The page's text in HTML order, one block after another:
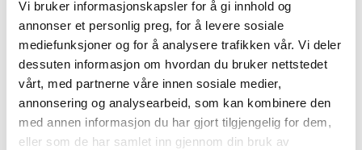
Vi bruker informasjonskapsler for å gi innhold og
annonser et personlig preg, for å levere sosiale
mediefunksjoner og for å analysere trafikken vår. Vi deler
dessuten informasjon om hvordan du bruker nettstedet
vårt, med partnerne våre innen sosiale medier,
annonsering og analysearbeid, som kan kombinere den
med annen informasjon du har gjort tilgjengelig for dem,
eller som de har samlet inn gjennom din bruk av
skulpturelle strukturer som skaper samspill mellom lys og
skygge. Brutalistiske arkitektoniske prosjekter kombinerer
skulpturelle former med naturlige utendørsområder.
Aluminiumprodukter passer inn i denne trenden med sin
moderne og holdbare estetikk, som tillater naturlig lys å
strømme inn og tilbyr panoramautsikt over
utendørsområdene til alle årstider.